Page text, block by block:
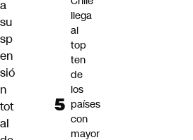
a
su
sp
en
sió
n
tot
al
llega
al
top
ten
de
los
países
con
mayor